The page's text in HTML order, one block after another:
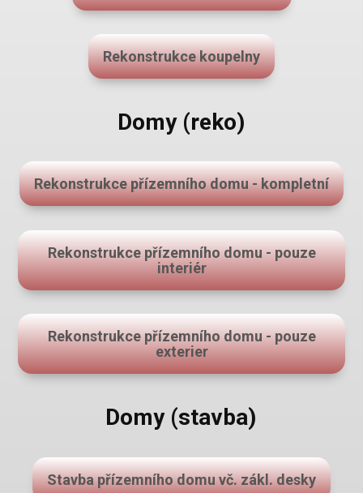
Rekonstrukce koupelny
Domy (reko)
Rekonstrukce přízemního domu - kompletní
Rekonstrukce přízemního domu - pouze
interiér
Rekonstrukce přízemního domu - pouze
exterier
Domy (stavba)
Stavba přízemního domu vč. zákl. desky